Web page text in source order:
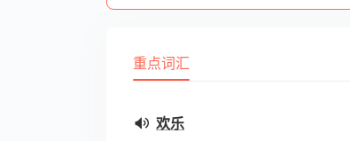
重点词汇
欢乐